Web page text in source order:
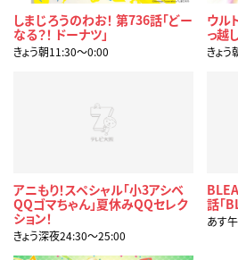
しまじろうのわお！ 第736話「どー
なる？！ ドーナツ」
きょう朝11:30〜0:00
ウル
っ越
きょ
アニもり！スペシャル「小3アシベ
QQゴマちゃん」夏休みQQセレク
ション！
きょう深夜24:30〜25:00
話「
あす